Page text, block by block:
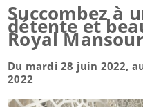
Succombez à
détente et
Royal
Du mardi 28 juin 2022,
2022